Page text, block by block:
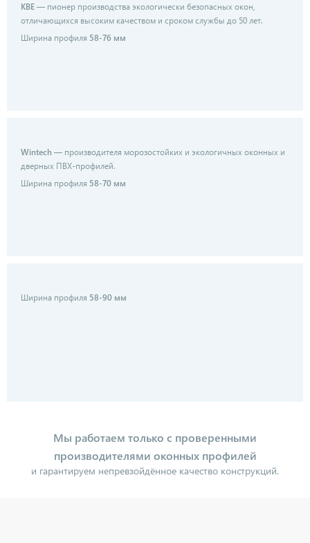
KBE— пионер производства экологически безопасных окон,
отличающихся высоким качеством и сроком службы до 50 лет.
Ширина профиля 58-76 мм
Wintech— производителя морозостойких и экологичных оконных и
дверных ПВХ-профилей.
Ширина профиля 58-70 мм
Ширина профиля 58-90 мм
Мы работаем только с проверенными
производителями оконных профилей
и гарантируем непревзойдённое качество конструкций.